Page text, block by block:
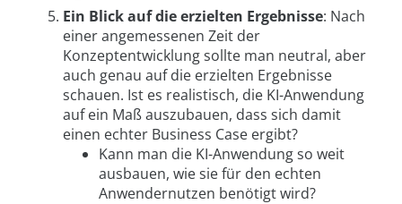
Ein Blick auf die erzielten Ergebnisse: Nach
einer angemessenen Zeit der
Konzeptentwicklung sollte man neutral, aber
auch genau auf die erzielten Ergebnisse
schauen. Ist es realistisch, die KI-Anwendung
auf ein Maß auszubauen, dass sich damit
einen echter Business Case ergibt?
Kann man die KI-Anwendung so weit
ausbauen, wie sie für den echten
Anwendernutzen benötigt wird?